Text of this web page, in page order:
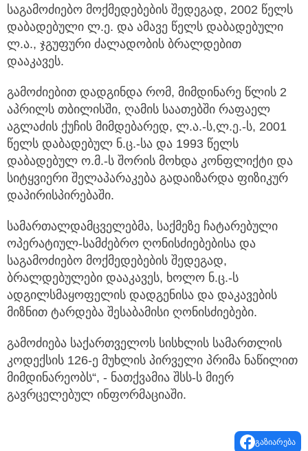
საგამოძიებო მოქმედებების შედეგად, 2002 წელს
დაბადებული ლ.ე. და ამავე წელს დაბადებული
ლ.ა., ჯგუფური ძალადობის ბრალდებით
დააკავეს.
გამოძიებით დადგინდა რომ, მიმდინარე წლის 2
აპრილს თბილისში, ღამის საათებში რაფაელ
აგლაძის ქუჩის მიმდებარედ, ლ.ა.-ს,ლ.ე.-ს, 2001
წელს დაბადებულ ნ.ც.-სა და 1993 წელს
დაბადებულ ო.მ.-ს შორის მოხდა კონფლიქტი და
სიტყვიერი შელაპარაკება გადაიზარდა ფიზიკურ
დაპირისპირებაში.
სამართალდამცველებმა, საქმეზე ჩატარებული
ოპერატიულ-სამძებრო ღონისძიებებისა და
საგამოძიებო მოქმედებების შედეგად,
ბრალდებულები დააკავეს, ხოლო ნ.ც.-ს
ადგილსმაყოფელის დადგენისა და დაკავების
მიზნით ტარდება შესაბამისი ღონისძიებები.
გამოძიება საქართველოს სისხლის სამართლის
კოდექსის 126-ე მუხლის პირველი პრიმა ნაწილით
მიმდინარეობს“, - ნათქვამია შსს-ს მიერ
გავრცელებულ ინფორმაციაში.
გაზიარება